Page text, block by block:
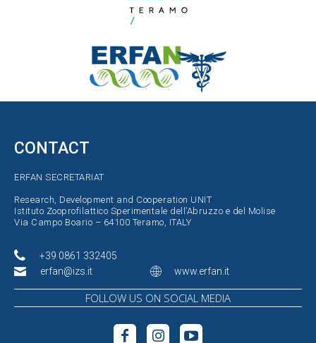
CONTACT
ERFAN SECRETARIAT
Research, Development and Cooperation UNIT
Istituto Zooprofilattico Sperimentale dell’Abruzzo e del Molise
Via Campo Boario – 64100 Teramo, ITALY
+39 0861 332405
erfan@izs.it
www.erfan.it
FOLLOW US ON SOCIAL MEDIA